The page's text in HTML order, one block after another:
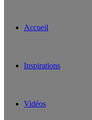
Accueil
Inspirations
Vidéos